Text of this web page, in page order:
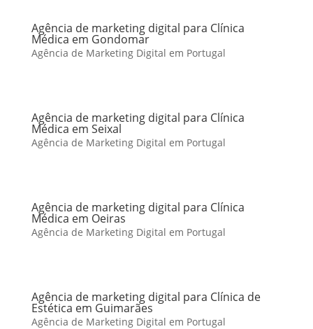
Agência de marketing digital para Clínica
Médica em Gondomar
Agência de Marketing Digital em Portugal
Agência de marketing digital para Clínica
Médica em Seixal
Agência de Marketing Digital em Portugal
Agência de marketing digital para Clínica
Médica em Oeiras
Agência de Marketing Digital em Portugal
Agência de marketing digital para Clínica de
Estética em Guimarães
Agência de Marketing Digital em Portugal